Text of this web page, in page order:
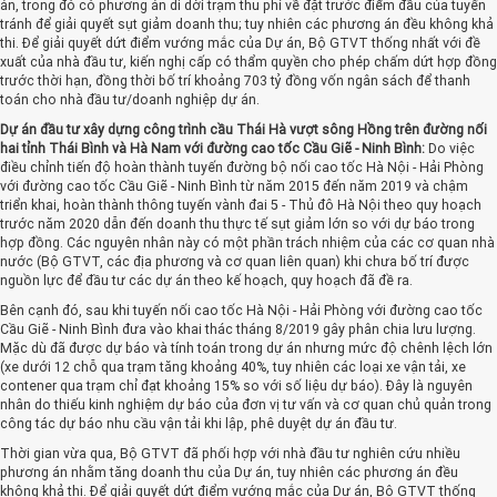
án, trong đó có phương án di dời trạm thu phí về đặt trước điểm đầu của tuyến
tránh để giải quyết sụt giảm doanh thu; tuy nhiên các phương án đều không khả
thi. Để giải quyết dứt điểm vướng mắc của Dự án, Bộ GTVT thống nhất với đề
xuất của nhà đầu tư, kiến nghị cấp có thẩm quyền cho phép chấm dứt hợp đồng
trước thời hạn, đồng thời bố trí khoảng 703 tỷ đồng vốn ngân sách để thanh
toán cho nhà đầu tư/doanh nghiệp dự án.
Dự án đầu tư xây dựng công trình cầu Thái Hà vượt sông Hồng trên đường nối
hai tỉnh Thái Bình và Hà Nam với đường cao tốc Cầu Giẽ - Ninh Bình: Do việc
điều chỉnh tiến độ hoàn thành tuyến đường bộ nối cao tốc Hà Nội - Hải Phòng
với đường cao tốc Cầu Giẽ - Ninh Bình từ năm 2015 đến năm 2019 và chậm
triển khai, hoàn thành thông tuyến vành đai 5 - Thủ đô Hà Nội theo quy hoạch
trước năm 2020 dẫn đến doanh thu thực tế sụt giảm lớn so với dự báo trong
hợp đồng. Các nguyên nhân này có một phần trách nhiệm của các cơ quan nhà
nước (Bộ GTVT, các địa phương và cơ quan liên quan) khi chưa bố trí được
nguồn lực để đầu tư các dự án theo kế hoạch, quy hoạch đã đề ra.
Bên cạnh đó, sau khi tuyến nối cao tốc Hà Nội - Hải Phòng với đường cao tốc
Cầu Giẽ - Ninh Bình đưa vào khai thác tháng 8/2019 gây phân chia lưu lượng.
Mặc dù đã được dự báo và tính toán trong dự án nhưng mức độ chênh lệch lớn
(xe dưới 12 chỗ qua trạm tăng khoảng 40%, tuy nhiên các loại xe vận tải, xe
contener qua trạm chỉ đạt khoảng 15% so với số liệu dự báo). Đây là nguyên
nhân do thiếu kinh nghiệm dự báo của đơn vị tư vấn và cơ quan chủ quản trong
công tác dự báo nhu cầu vận tải khi lập, phê duyệt dự án đầu tư.
Thời gian vừa qua, Bộ GTVT đã phối hợp với nhà đầu tư nghiên cứu nhiều
phương án nhằm tăng doanh thu của Dự án, tuy nhiên các phương án đều
không khả thi. Để giải quyết dứt điểm vướng mắc của Dự án, Bộ GTVT thống